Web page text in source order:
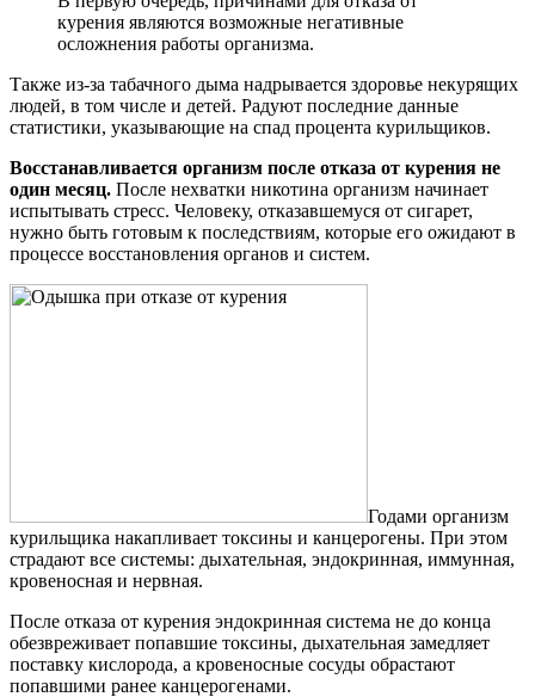
курения являются возможные негативные
осложнения работы организма.
Также из-за табачного дыма надрывается здоровье некурящих
людей, в том числе и детей. Радуют последние данные
статистики, указывающие на спад процента курильщиков.
Восстанавливается организм после отказа от курения не
один месяц. После нехватки никотина организм начинает
испытывать стресс. Человеку, отказавшемуся от сигарет,
нужно быть готовым к последствиям, которые его ожидают в
процессе восстановления органов и систем.
Годами организм
курильщика накапливает токсины и канцерогены. При этом
страдают все системы: дыхательная, эндокринная, иммунная,
кровеносная и нервная.
После отказа от курения эндокринная система не до конца
обезвреживает попавшие токсины, дыхательная замедляет
поставку кислорода, а кровеносные сосуды обрастают
попавшими ранее канцерогенами.